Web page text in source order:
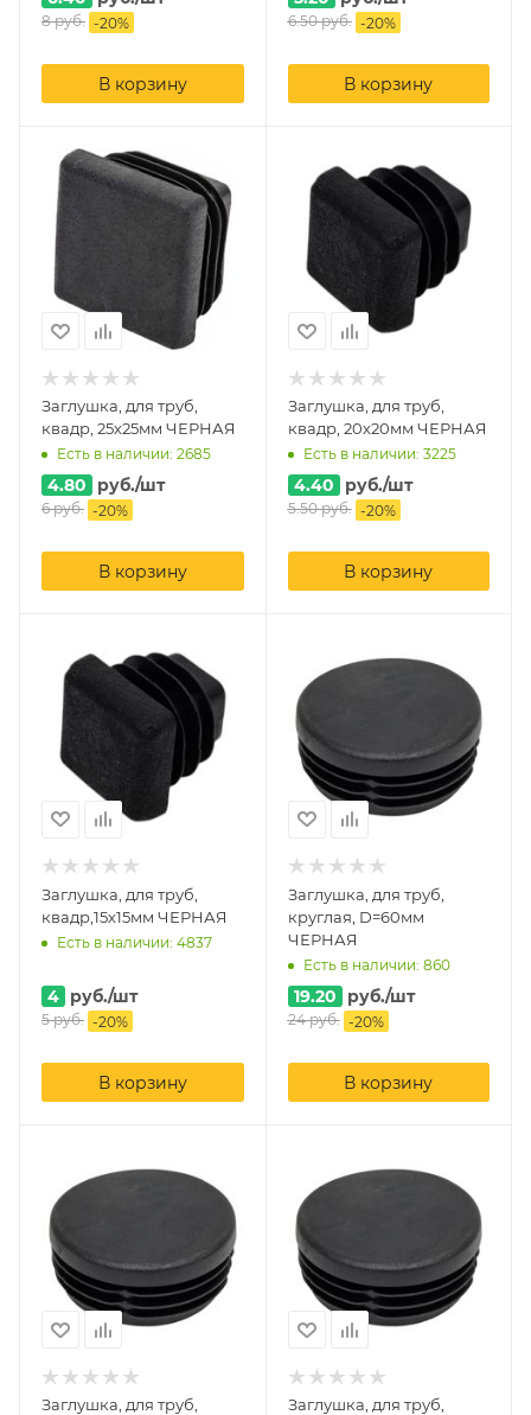
8руб. -20%
В корзину
6.50руб. -20%
В корзину
Заглушка, для труб,
квадр, 25х25мм ЧЕРНАЯ
Есть в наличии: 2685
4.80 руб./шт
6руб. -20%
В корзину
Заглушка, для труб,
квадр, 20х20мм ЧЕРНАЯ
Есть в наличии: 3225
4.40 руб./шт
5.50руб. -20%
В корзину
Заглушка, для труб,
квадр,15х15мм ЧЕРНАЯ
Есть в наличии: 4837
4 руб./шт
5руб. -20%
В корзину
Заглушка, для труб,
круглая, D=60мм
ЧЕРНАЯ
Есть в наличии: 860
19.20 руб./шт
24руб. -20%
В корзину
Заглушка, для труб,
Заглушка, для труб,